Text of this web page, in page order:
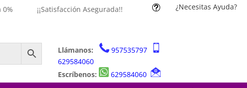
0% ¡¡Satisfacción Asegurada!! t ¿Necesitas Ayuda?
Llámanos:
957535797
629584060
Escríbenos:
629584060